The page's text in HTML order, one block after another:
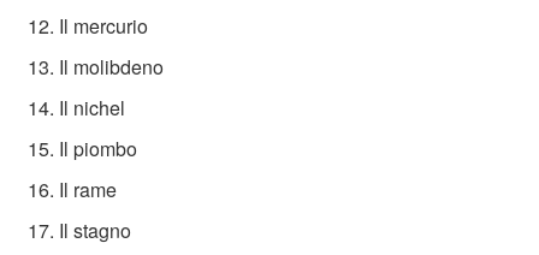
Il mercurio
Il molibdeno
Il nichel
Il piombo
Il rame
Il stagno